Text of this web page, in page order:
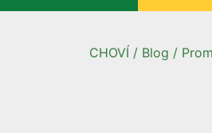
CHOVÍ / Blog /